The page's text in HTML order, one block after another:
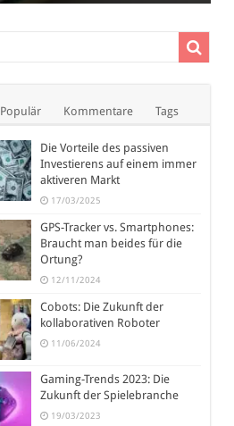
Populär Kommentare Tags
Die Vorteile des passiven
Investierens auf einem immer
aktiveren Markt
17/03/2025
GPS-Tracker vs. Smartphones:
Braucht man beides für die
Ortung?
12/11/2024
Cobots: Die Zukunft der
kollaborativen Roboter
11/06/2024
Gaming-Trends 2023: Die
Zukunft der Spielebranche
19/03/2023